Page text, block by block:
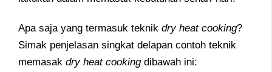
Apa saja yang termasuk teknik dry heat cooking?
Simak penjelasan singkat delapan contoh teknik
memasak dry heat cookingdibawah ini: